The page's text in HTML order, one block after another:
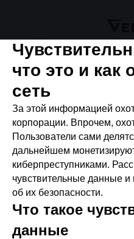
что это и как
сеть
За этой информацией
корпорации. Впрочем,
Пользователи сами
дальнейшем
киберпреступниками.
чувствительные данные и
об их безопасности.
Что такое
данные